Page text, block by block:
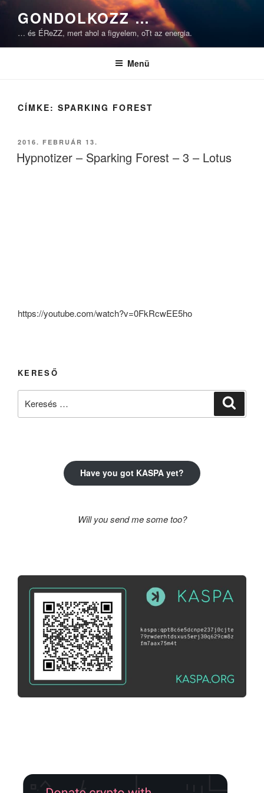
Tartalomhoz
GONDOLKOZZ …
… és ÉReZZ, mert ahol a figyelem, oTt az energia.
Menü
CÍMKE: SPARKING FOREST
BEKÜLDVE:
2016. FEBRUÁR 13.
Hypnotizer – Sparking Forest – 3 – Lotus
https://youtube.com/watch?v=0FkRcwEE5ho
KERESŐ
Have you got KASPA yet?
Will you send me some too?